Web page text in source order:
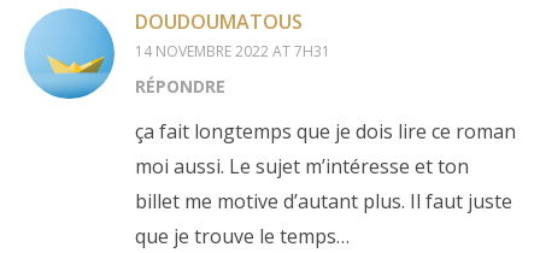
DOUDOUMATOUS
14 NOVEMBRE 2022 AT 7H31
RÉPONDRE
ça fait longtemps que je dois lire ce roman
moi aussi. Le sujet m’intéresse et ton
billet me motive d’autant plus. Il faut juste
que je trouve le temps…